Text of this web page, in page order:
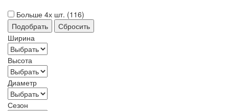
Больше 4х шт. (116)
Ширина
Высота
Диаметр
Сезон